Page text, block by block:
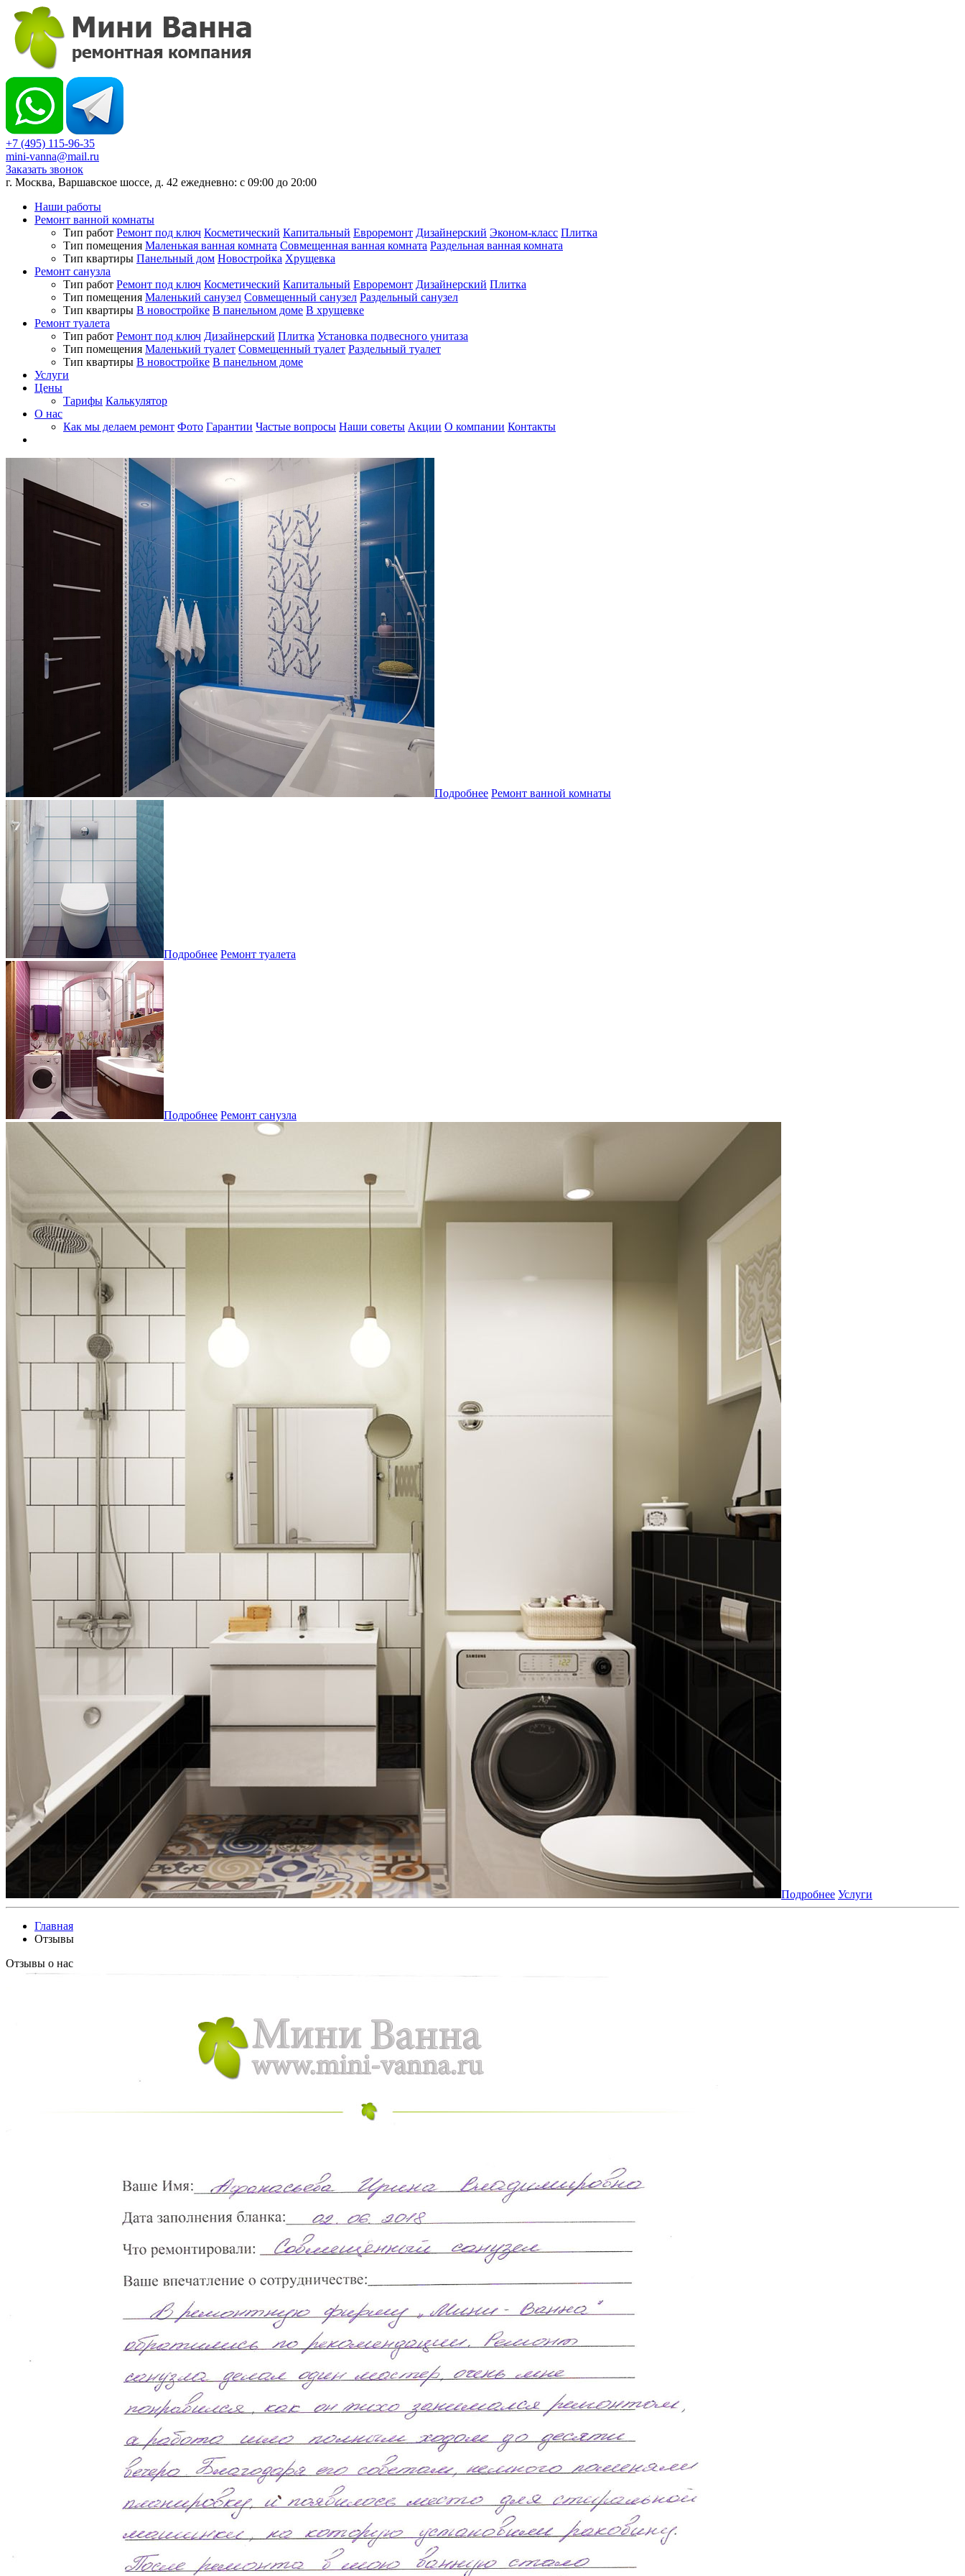
+7 (495) 115-96-35
mini-vanna@mail.ru
Заказать звонок
г. Москва, Варшавское шоссе, д. 42 ежедневно: с 09:00 до 20:00
Наши работы
Ремонт ванной комнаты
Тип работ Ремонт под ключ Косметический Капитальный Евроремонт Дизайнерский Эконом-класс Плитка
Тип помещения Маленькая ванная комната Совмещенная ванная комната Раздельная ванная комната
Тип квартиры Панельный дом Новостройка Хрущевка
Ремонт санузла
Тип работ Ремонт под ключ Косметический Капитальный Евроремонт Дизайнерский Плитка
Тип помещения Маленький санузел Совмещенный санузел Раздельный санузел
Тип квартиры В новостройке В панельном доме В хрущевке
Ремонт туалета
Тип работ Ремонт под ключ Дизайнерский Плитка Установка подвесного унитаза
Тип помещения Маленький туалет Совмещенный туалет Раздельный туалет
Тип квартиры В новостройке В панельном доме
Услуги
Цены
Тарифы Калькулятор
О нас
Как мы делаем ремонт Фото Гарантии Частые вопросы Наши советы Акции О компании Контакты
Подробнее Ремонт ванной комнаты
Подробнее Ремонт туалета
Подробнее Ремонт санузла
Подробнее Услуги
Главная
Отзывы
Отзывы о нас